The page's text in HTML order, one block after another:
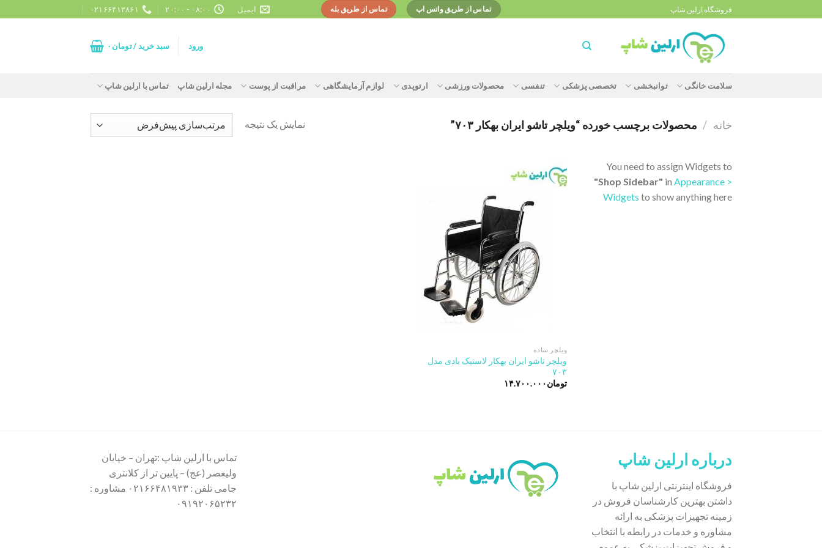
to
فروشگاه ارلین شاپ تماس از طریق واتس اپ تماس از طریق بله ایمیل ۰۸:۰۰ - ۲۰:۰۰ ۰۲۱۶۶۴۱۳۸۶۱
ورود سبد خرید /تومان ۰
سلامت خانگی توانبخشی تخصصی پزشکی تنفسی محصولات ورزشی ارتوپدی لوازم آزمایشگاهی مراقبت از پوست مجله ارلین شاپ تماس با ارلین شاپ
خانه / محصولات برچسب خورده “ویلچر تاشو ایران بهکار ۷۰۳” نمایش یک نتیجه
You need to assign Widgets to
"Shop Sidebar" in Appearance >
Widgets to show anything here
ویلچر ساده
ویلچر تاشو ایران بهکار لاستیک بادی مدل
۷۰۳
تومان۱۴.۷۰۰.۰۰۰
درباره ارلین شاپ
فروشگاه اینترنتی ارلین شاپ با
داشتن بهترین کارشناسان فروش در
زمینه تجهیزات پزشکی به ارائه
مشاوره و خدمات در رابطه با انتخاب
تماس با ارلین شاپ :تهران – خیابان
ولیعصر (عج) – پایین تر از کلانتری
جامی تلفن : ۰۲۱۶۶۴۸۱۹۳۳ مشاوره :
۰۹۱۹۲۰۶۵۲۳۲